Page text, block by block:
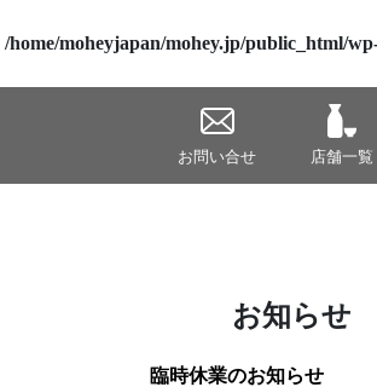
/home/moheyjapan/mohey.jp/public_html/
お問い合せ 店舗一覧
お知らせ
臨時休業のお知らせ